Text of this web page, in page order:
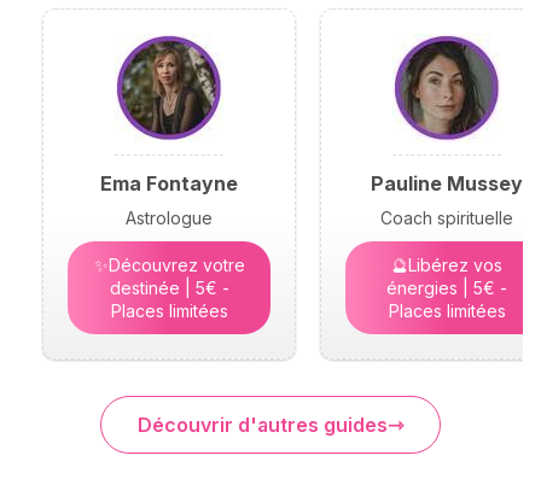
Ema Fontayne
Astrologue
✨Découvrez votre
destinée | 5€ -
Places limitées
Pauline Mussey
Coach spirituelle
🔮Libérez vos
énergies | 5€ -
Places limitées
Découvrir d'autres guides